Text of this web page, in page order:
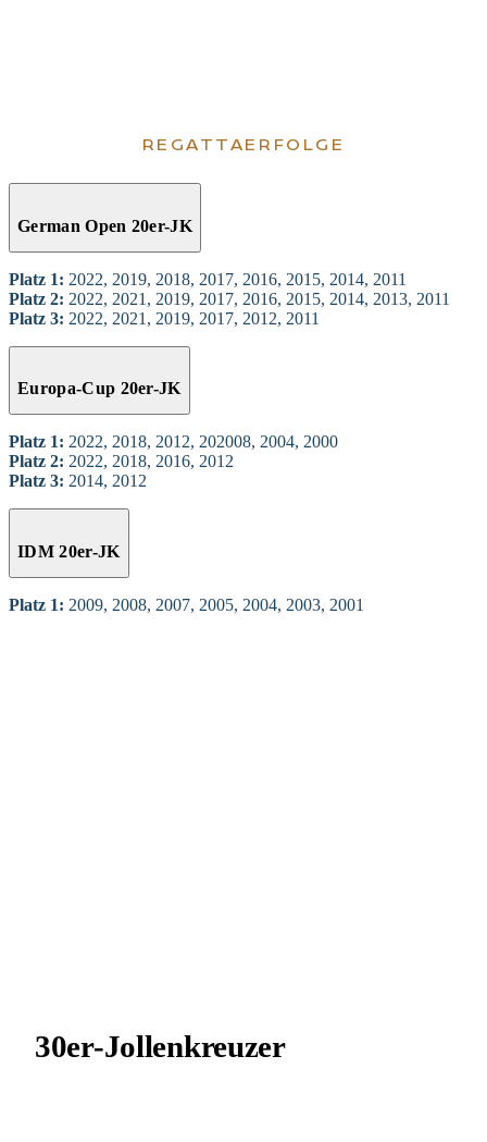
REGAT­T­AER­FOLGE
German Open 20er-JK
Platz 1: 2022, 2019, 2018, 2017, 2016, 2015, 2014, 2011
Platz 2: 2022, 2021, 2019, 2017, 2016, 2015, 2014, 2013, 2011
Platz 3: 2022, 2021, 2019, 2017, 2012, 2011
Europa-Cup 20er-JK
Platz 1: 2022, 2018, 2012, 202008, 2004, 2000
Platz 2: 2022, 2018, 2016, 2012
Platz 3: 2014, 2012
IDM 20er-JK
Platz 1: 2009, 2008, 2007, 2005, 2004, 2003, 2001
30er-Jol­­len­­kreu­­zer